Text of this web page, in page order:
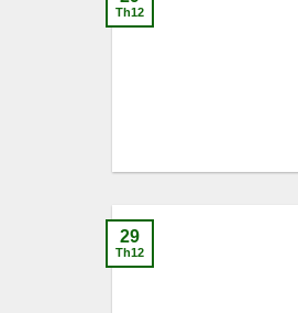
Th12
29
Th12